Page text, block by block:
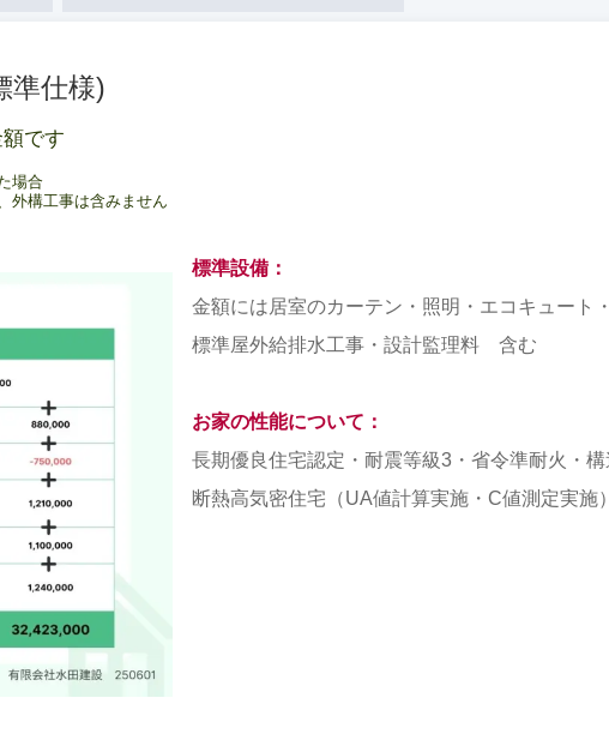
準仕様)
です
場合
外構工事は含みません
標準設備：
金額には居室のカーテン・照明・エコキュート
標準屋外給排水工事・設計監理料 含む
お家の性能について：
長期優良住宅認定・耐震等級3・省令準耐火・
断熱高気密住宅（UA値計算実施・C値測定実施）